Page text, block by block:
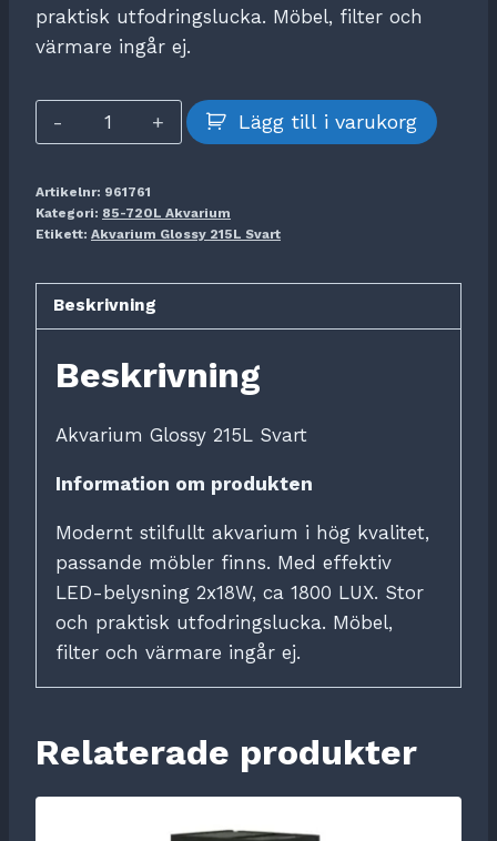
praktisk utfodringslucka. Möbel, filter och
värmare ingår ej.
Akvarium
Glossy
Svart
mängd
Lägg till i varukorg
Artikelnr: 961761
Kategori: 85-720L Akvarium
Etikett: Akvarium Glossy 215L Svart
Beskrivning
Beskrivning
Akvarium Glossy 215L Svart
Information om produkten
Modernt stilfullt akvarium i hög kvalitet,
passande möbler finns. Med effektiv
LED-belysning 2x18W, ca 1800 LUX. Stor
och praktisk utfodringslucka. Möbel,
filter och värmare ingår ej.
Relaterade produkter